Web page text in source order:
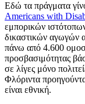
Εδώ τα πράγματα
Americans with
εμπορικών
δικαστικών αγωγών
πάνω από 4.600
προσβασιμότητας
σε λίγες μόνο
Φλόριντα
είναι εθνική.